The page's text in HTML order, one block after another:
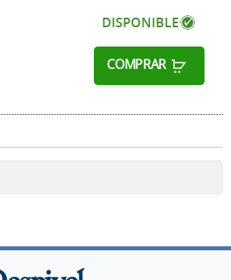
DISPONIBLE
COMPRAR